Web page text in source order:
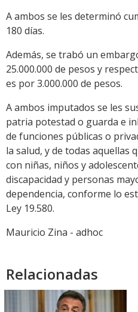
A ambos se les determinó
180 días.
Además, se trabó un
25.000.000 de pesos y
es por 3.000.000 de pesos.
A ambos imputados se les
patria potestad o guarda e
de funciones públicas o
la salud, y de todas aquellas
con niñas, niños y
discapacidad y personas
dependencia, conforme lo
Ley 19.580.
Mauricio Zina - adhoc
Relacionadas